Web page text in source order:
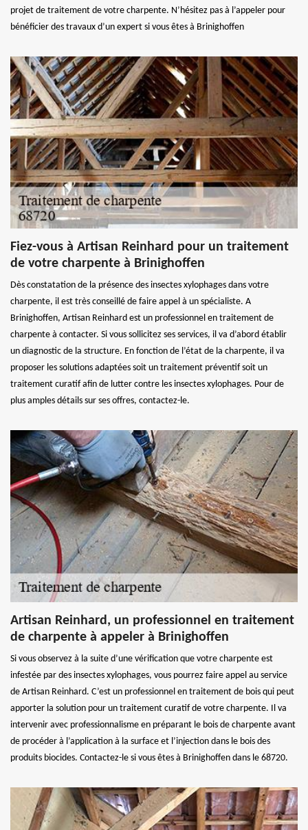
projet de traitement de votre charpente. N’hésitez pas à l’appeler pour
bénéficier des travaux d’un expert si vous êtes à Brinighoffen
Fiez-vous à Artisan Reinhard pour un traitement
de votre charpente à Brinighoffen
Dès constatation de la présence des insectes xylophages dans votre
charpente, il est très conseillé de faire appel à un spécialiste. A
Brinighoffen, Artisan Reinhard est un professionnel en traitement de
charpente à contacter. Si vous sollicitez ses services, il va d’abord établir
un diagnostic de la structure. En fonction de l’état de la charpente, il va
proposer les solutions adaptées soit un traitement préventif soit un
traitement curatif afin de lutter contre les insectes xylophages. Pour de
plus amples détails sur ses offres, contactez-le.
Artisan Reinhard, un professionnel en traitement
de charpente à appeler à Brinighoffen
Si vous observez à la suite d’une vérification que votre charpente est
infestée par des insectes xylophages, vous pourrez faire appel au service
de Artisan Reinhard. C’est un professionnel en traitement de bois qui peut
apporter la solution pour un traitement curatif de votre charpente. Il va
intervenir avec professionnalisme en préparant le bois de charpente avant
de procéder à l’application à la surface et l’injection dans le bois des
produits biocides. Contactez-le si vous êtes à Brinighoffen dans le 68720.